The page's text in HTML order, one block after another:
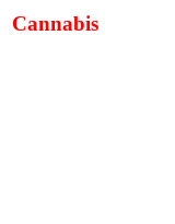
Cannabis